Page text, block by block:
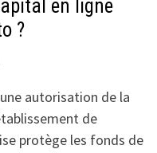
en ligne
?
autorisation de la
de
protège les fonds de